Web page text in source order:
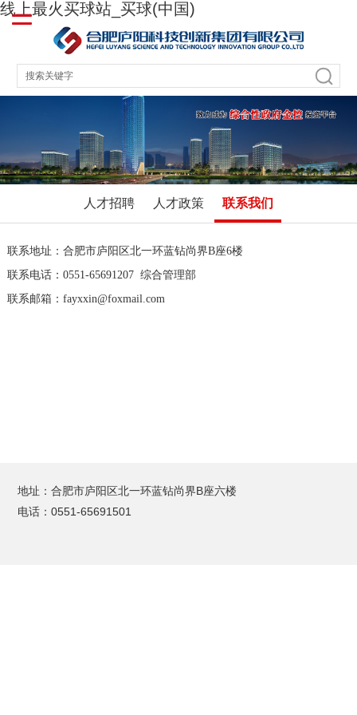
线上最火买球站_买球(中国)
人才招聘 人才政策 联系我们
联系地址：合肥市庐阳区北一环蓝钻尚界B座6楼
联系电话：0551-65691207 综合管理部
联系邮箱：fayxxin@foxmail.com
地址：合肥市庐阳区北一环蓝钻尚界B座六楼
电话：0551-65691501